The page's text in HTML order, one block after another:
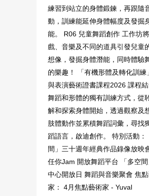
練習到站立的身體鍛鍊，再跟隨
動，訓練能延伸身體幅度及發掘
能。 R06 兒童舞蹈創作 工作坊
戲、音樂及不同的道具引發兒童
想像，發掘身體潛能，同時體驗
的樂趣！ 「有機形體及轉化訓練
與表演藝術證書課程2026 課程
舞蹈和形體的獨有訓練方式，從
解和探索身體開始，透過觀察及
肢體動作並累積舞蹈詞彙，尋找
蹈語言，啟迪創作。 特別活動：
間」三十週年經典作品錄像放映
任你Jam 開放舞蹈平台 「多空
中心開放日 舞蹈與音樂聚會 焦
家： 4月焦點藝術家 - Yuval